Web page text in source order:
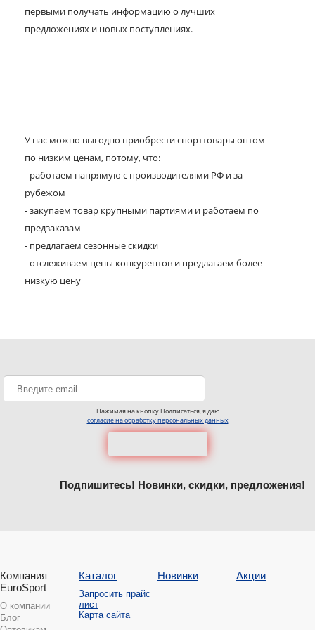
первыми получать информацию о лучших
предложениях и новых поступлениях.
У нас можно выгодно приобрести спорттовары оптом
по низким ценам, потому, что:
- работаем напрямую с производителями РФ и за
рубежом
- закупаем товар крупными партиями и работаем по
предзаказам
- предлагаем сезонные скидки
- отслеживаем цены конкурентов и предлагаем более
низкую цену
Нажимая на кнопку Подписаться, я даю
согласие на обработку персональных данных
Подпишитесь! Новинки, скидки, предложения!
Компания
EuroSport
О компании
Блог
Каталог
Запросить прайс
лист
Карта сайта
Новинки Акции